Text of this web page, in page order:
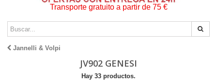
Transporte gratuito a partir de 75 €
Jannelli & Volpi
JV902 GENESI
Hay 33 productos.